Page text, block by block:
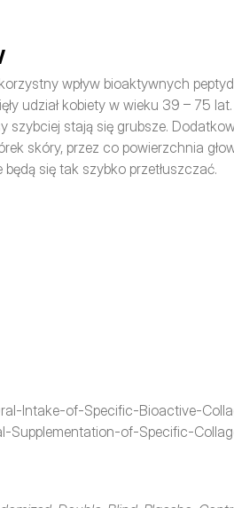
wpływ bioaktywnych
udział kobiety w wieku 39 – 75 lat.
szybciej stają się grubsze.
skóry, przez co powierzchnia
się tak szybko przetłuszczać.
Intake-of-Specific-Bioactive-
of-Specific-